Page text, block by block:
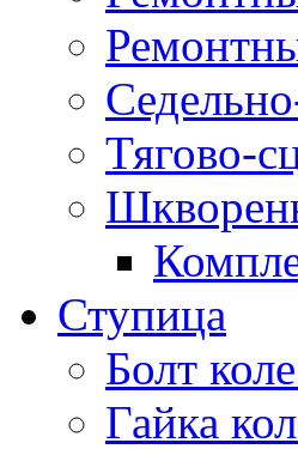
Тягово-
Ступица
Болт
Гайка